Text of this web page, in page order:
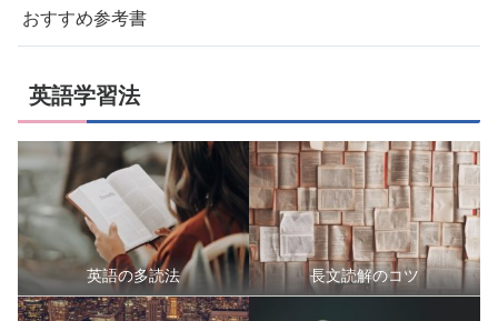
おすすめ参考書
英語学習法
英語の多読法 長文読解のコツ